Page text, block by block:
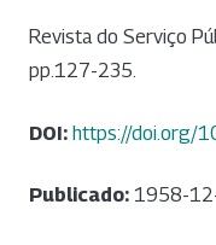
Revista do Serviço
pp.127-235.
DOI: https://doi.org/
Publicado: 1958-